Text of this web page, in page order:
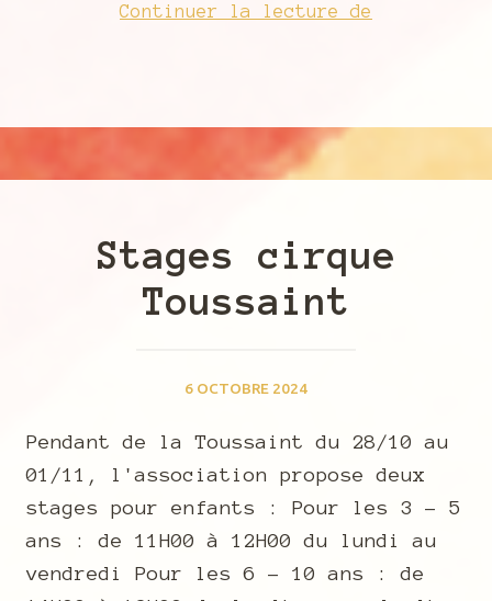
Continuer la lecture de
2025
Stages cirque
Toussaint
6 OCTOBRE 2024
Pendant de la Toussaint du 28/10 au
01/11, l'association propose deux
stages pour enfants : Pour les 3 - 5
ans : de 11H00 à 12H00 du lundi au
vendredi Pour les 6 - 10 ans : de